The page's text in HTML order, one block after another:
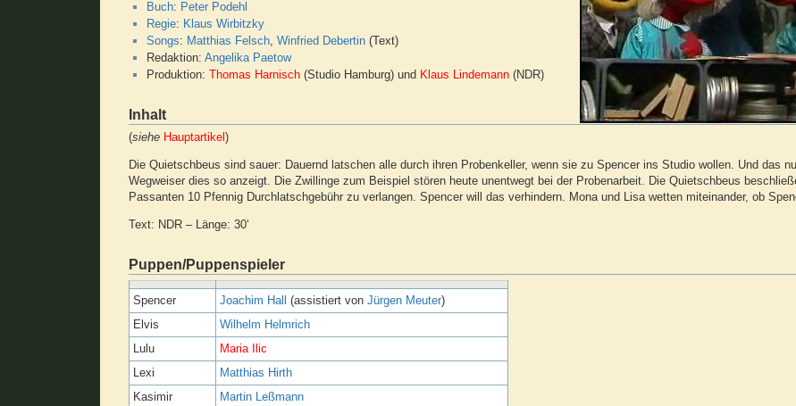
Buch: Peter Podehl
Regie: Klaus Wirbitzky
Songs: Matthias Felsch,Winfried Debertin (Text)
Redaktion:Angelika Paetow
Produktion:Thomas Harnisch (Studio Hamburg) und Klaus Lindemann (NDR)
Inhalt
(siehe Hauptartikel )
Die Quietschbeus sind sauer: Dauernd latschen alle durch ihren Probenkeller, wenn sie zu Spencer ins Studio wollen. Und das
Wegweiser dies so anzeigt. Die Zwillinge zum Beispiel stören heute unentwegt bei der Probenarbeit. Die Quietschbeus
Passanten 10 Pfennig Durchlatschgebühr zu verlangen. Spencer will das verhindern. Mona und Lisa wetten miteinander, ob
Text: NDR – Länge: 30‘
Puppen/Puppenspieler
Spencer Joachim Hall (assistiert von Jürgen Meuter)
Elvis
Wilhelm Helmrich
Lulu
Maria Ilic
Lexi
Matthias Hirth
Kasimir
Martin Leßmann